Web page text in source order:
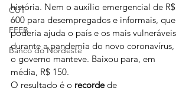
CUT
FEEB
Banco do Nordeste
história. Nem o auxílio emergencial de R$
600 para desempregados e informais, que
poderia ajuda o país e os mais vulneráveis
durante a pandemia do novo coronavírus,
o governo manteve. Baixou para, em
média, R$ 150.
O resultado é o recorde de